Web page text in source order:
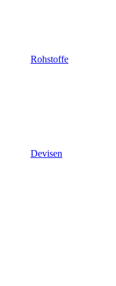
Rohstoffe
Devisen